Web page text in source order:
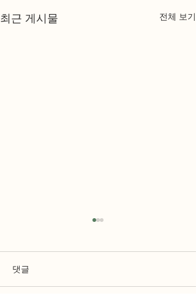
최근 게시물 전체 보기
댓글